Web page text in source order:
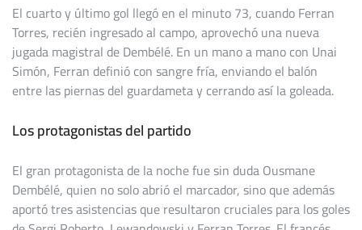
El cuarto y último gol llegó en el minuto 73, cuando Ferran
Torres, recién ingresado al campo, aprovechó una nueva
jugada magistral de Dembélé. En un mano a mano con Unai
Simón, Ferran definió con sangre fría, enviando el balón
entre las piernas del guardameta y cerrando así la goleada.
Los protagonistas del partido
El gran protagonista de la noche fue sin duda Ousmane
Dembélé, quien no solo abrió el marcador, sino que además
aportó tres asistencias que resultaron cruciales para los goles